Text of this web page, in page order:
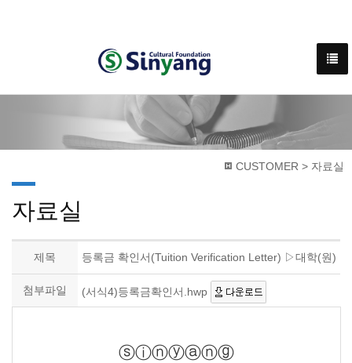
CUSTOMER > 자료실
자료실
제목 등록금 확인서(Tuition Verification Letter) ▷대학(원)
첨부파일 (서식4)등록금확인서.hwp
ⓢⓘⓝⓨⓐⓝⓖ